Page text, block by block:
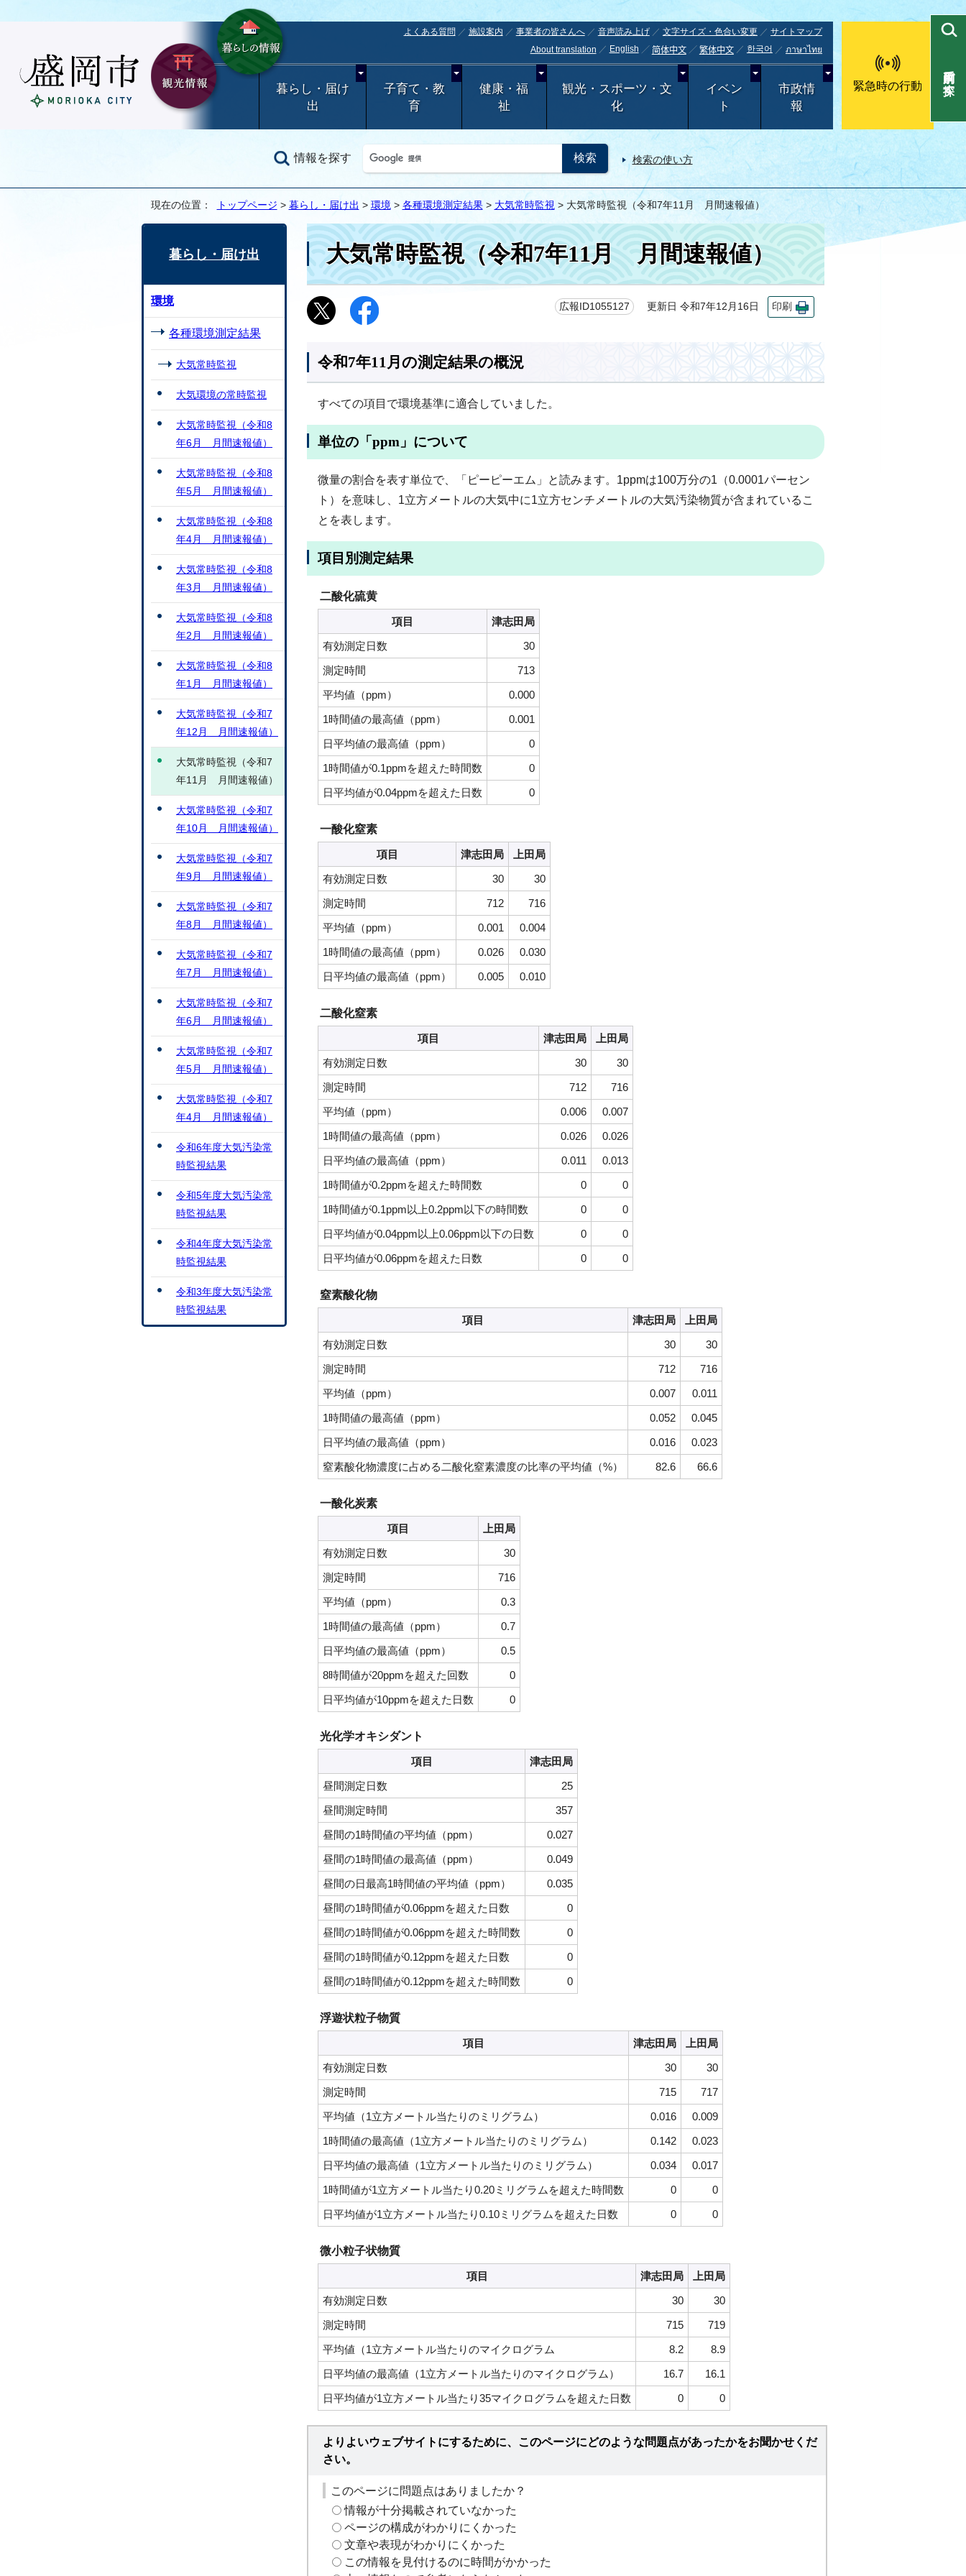
よくある質問 施設案内 事業者の皆さんへ 音声読み上げ 文字サイズ・色合い変更
サイトマップ
About translation
English 简体中文 繁体中文 한국어 ภาษาไทย
暮らし・届け
出
子育て・教
育
健康・福
祉
観光・スポーツ・文
化
イベン
ト
市政情
報
緊急時の行動
情報を探す 検索の使い方
目的別で探す
現在の位置： トップページ > 暮らし・届け出 > 環境 > 各種環境測定結果> 大気常時監視 > 大気常時監視（令和7年11月 月間速報値）
大気常時監視（令和7年11月 月間速報値）
広報ID1055127 更新日 令和7年12月16日 印刷
令和7年11月の測定結果の概況
すべての項目で環境基準に適合していました。
単位の「ppm」について
微量の割合を表す単位で、「ピーピーエム」と読みます。1ppmは100万分の1（0.0001パーセン
ト）を意味し、1立方メートルの大気中に1立方センチメートルの大気汚染物質が含まれているこ
とを表します。
項目別測定結果
二酸化硫黄
項目
津志田局
有効測定日数
30
測定時間
713
平均値（ppm）
0.000
1時間値の最高値（ppm）
0.001
日平均値の最高値（ppm）
0
1時間値が0.1ppmを超えた時間数
0
日平均値が0.04ppmを超えた日数
0
一酸化窒素
項目 津志田局
上田局
有効測定日数
30
30
測定時間
712
716
平均値（ppm）
0.001
0.004
1時間値の最高値（ppm）
0.026
0.030
日平均値の最高値（ppm）
0.005 0.010
二酸化窒素
項目 津志田局
上田局
有効測定日数
30
30
測定時間
712
716
平均値（ppm）
0.006
0.007
1時間値の最高値（ppm）
0.026
0.026
日平均値の最高値（ppm）
0.011
0.013
1時間値が0.2ppmを超えた時間数
0
0
1時間値が0.1ppm以上0.2ppm以下の時間数
0
0
日平均値が0.04ppm以上0.06ppm以下の日数
0
0
日平均値が0.06ppmを超えた日数
0 0
窒素酸化物
項目 津志田局
上田局
有効測定日数
30
30
測定時間
712
716
平均値（ppm）
0.007
0.011
1時間値の最高値（ppm）
0.052
0.045
日平均値の最高値（ppm）
0.016
0.023
窒素酸化物濃度に占める二酸化窒素濃度の比率の平均値（%）
82.6 66.6
一酸化炭素
項目
上田局
有効測定日数
30
測定時間
716
平均値（ppm）
0.3
1時間値の最高値（ppm）
0.7
日平均値の最高値（ppm）
0.5
8時間値が20ppmを超えた回数
0
日平均値が10ppmを超えた日数
0
光化学オキシダント
項目
津志田局
昼間測定日数
25
昼間測定時間
357
昼間の1時間値の平均値（ppm）
0.027
昼間の1時間値の最高値（ppm）
0.049
昼間の日最高1時間値の平均値（ppm）
0.035
昼間の1時間値が0.06ppmを超えた日数
0
昼間の1時間値が0.06ppmを超えた時間数
0
昼間の1時間値が0.12ppmを超えた日数
0
昼間の1時間値が0.12ppmを超えた時間数
0
浮遊状粒子物質
項目 津志田局
上田局
有効測定日数
30
30
測定時間
715
717
平均値（1立方メートル当たりのミリグラム）
0.016
0.009
1時間値の最高値（1立方メートル当たりのミリグラム）
0.142
0.023
日平均値の最高値（1立方メートル当たりのミリグラム）
0.034
0.017
1時間値が1立方メートル当たり0.20ミリグラムを超えた時間数
0
0
日平均値が1立方メートル当たり0.10ミリグラムを超えた日数
0 0
微小粒子状物質
項目 津志田局
上田局
有効測定日数
30
30
測定時間
715
719
平均値（1立方メートル当たりのマイクログラム
8.2
8.9
日平均値の最高値（1立方メートル当たりのマイクログラム）
16.7
16.1
日平均値が1立方メートル当たり35マイクログラムを超えた日数
0 0
よりよいウェブサイトにするために、このページにどのような問題点があったかをお聞かせくだ
さい。
このページに問題点はありましたか？
情報が十分掲載されていなかった
ページの構成がわかりにくかった
文章や表現がわかりにくかった
この情報を見付けるのに時間がかかった
暮らし・届け出
環境
各種環境測定結果
大気常時監視
大気環境の常時監視
大気常時監視（令和8
年6月 月間速報値）
大気常時監視（令和8
年5月 月間速報値）
大気常時監視（令和8
年4月 月間速報値）
大気常時監視（令和8
年3月 月間速報値）
大気常時監視（令和8
年2月 月間速報値）
大気常時監視（令和8
年1月 月間速報値）
大気常時監視（令和7
年12月 月間速報値）
大気常時監視（令和7
年11月 月間速報値）
大気常時監視（令和7
年10月 月間速報値）
大気常時監視（令和7
年9月 月間速報値）
大気常時監視（令和7
年8月 月間速報値）
大気常時監視（令和7
年7月 月間速報値）
大気常時監視（令和7
年6月 月間速報値）
大気常時監視（令和7
年5月 月間速報値）
大気常時監視（令和7
年4月 月間速報値）
令和6年度大気汚染常
時監視結果
令和5年度大気汚染常
時監視結果
令和4年度大気汚染常
時監視結果
令和3年度大気汚染常
時監視結果